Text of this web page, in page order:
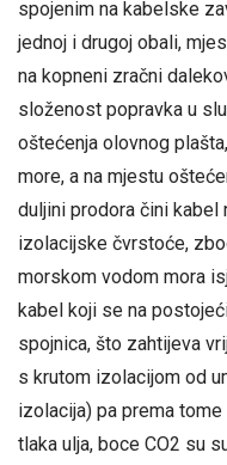
spojenim na kabelske
jednoj i drugoj obali,
na kopneni zračni
složenost popravka u
oštećenja olovnog
more, a na mjestu
duljini prodora čini
izolacijske čvrstoće,
morskom vodom mora
kabel koji se na
spojnica, što zahtijeva
s krutom izolacijom od
izolacija) pa prema
tlaka ulja, boce CO2 su